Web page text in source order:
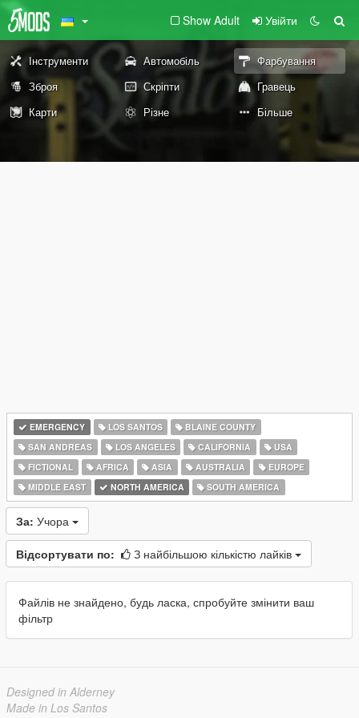
Show Adult Увійти
Інструменти Автомобіль
Фарбування
Зброя
Скріпти
Гравець
Карти
Різне Більше
EMERGENCY LOS SANTOS
BLAINE COUNTY
SAN ANDREAS
LOS ANGELES CALIFORNIA
USA
FICTIONAL
AFRICA ASIA AUSTRALIA
EUROPE
MIDDLE EAST
NORTH AMERICA SOUTH AMERICA
За: Учора
Відсортувати по: З найбільшою кількістю лайків
Файлів не знайдено, будь ласка, спробуйте змінити ваш
фільтр
Designed in Alderney
Made in Los Santos